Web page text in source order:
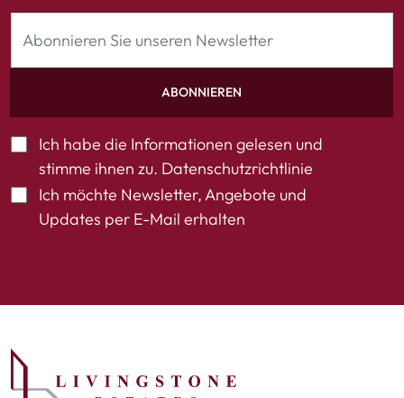
ABONNIEREN
Ich habe die Informationen gelesen und
stimme ihnen zu. Datenschutzrichtlinie
Ich möchte Newsletter, Angebote und
Updates per E-Mail erhalten